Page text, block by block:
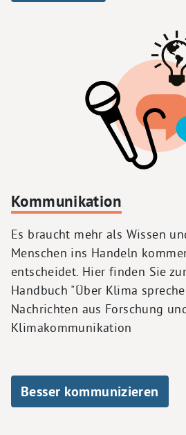
Kommunikation
Es braucht mehr als Wissen
Menschen ins Handeln
entscheidet. Hier finden Sie
Handbuch "Über Klima
Nachrichten aus Forschung
Klimakommunikation
Besser kommunizieren